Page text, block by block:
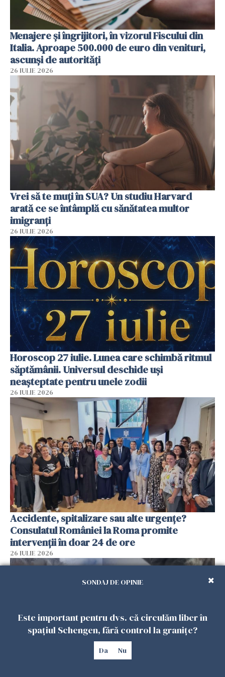
Menajere și îngrijitori, în vizorul Fiscului din
Italia. Aproape 500.000 de euro din venituri,
ascunși de autorități
26 IULIE 2026
Vrei să te muți în SUA? Un studiu Harvard
arată ce se întâmplă cu sănătatea multor
imigranți
26 IULIE 2026
Horoscop 27 iulie. Lunea care schimbă ritmul
săptămânii. Universul deschide uși
neașteptate pentru unele zodii
26 IULIE 2026
Accidente, spitalizare sau alte urgențe?
Consulatul României la Roma promite
intervenții în doar 24 de ore
26 IULIE 2026
SONDAJ DE OPINIE
Este important pentru dvs. că circulăm liber în
spațiul Schengen, fără control la granițe?
Da Nu